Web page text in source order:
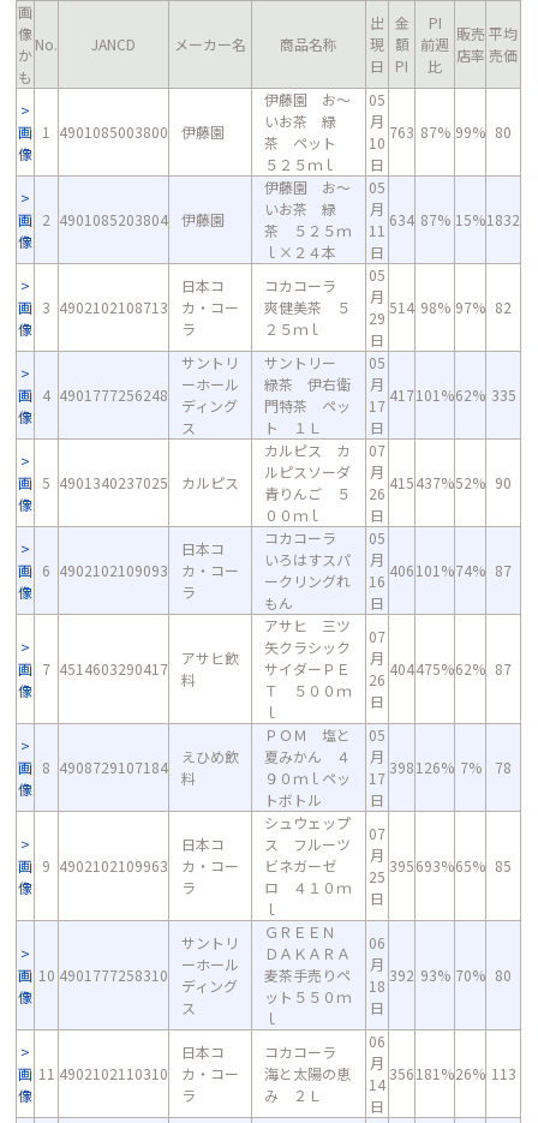
画
像
か
も
No. JANCD メーカー名 商品名称
出
現
日
金
額
PI
PI
前週
比
販売
店率
平均
売価
画
像
1 4901085003800 伊藤園
伊藤園 お～
いお茶 緑
茶 ペット
５２５ｍｌ
05
月
10
日
763 87% 99% 80
画
像
2 4901085203804 伊藤園
伊藤園 お～
いお茶 緑
茶 ５２５ｍ
ｌ×２４本
05
月
11
日
634 87% 15%1832
画
像
3 4902102108713
日本コ
カ・コー
ラ
コカコーラ
爽健美茶 ５
２５ｍｌ
05
月
29
日
514 98% 97% 82
画
像
4 4901777256248
サントリ
ーホール
ディング
ス
サントリー
緑茶 伊右衛
門特茶 ペッ
ト １Ｌ
05
月
17
日
417101%62% 335
画
像
5 4901340237025 カルピス
カルピス カ
ルピスソーダ
青りんご ５
００ｍｌ
07
月
26
日
415437%52% 90
画
像
6 4902102109093
日本コ
カ・コー
ラ
コカコーラ
いろはすスパ
ークリングれ
もん
05
月
16
日
406101%74% 87
画
像
7 4514603290417
アサヒ飲
料
アサヒ 三ツ
矢クラシック
サイダーＰＥ
Ｔ ５００ｍ
ｌ
07
月
26
日
404475%62% 87
画
像
8 4908729107184
えひめ飲
料
ＰＯＭ 塩と
夏みかん ４
９０ｍｌペッ
トボトル
05
月
17
日
398126% 7% 78
画
像
9 4902102109963
日本コ
カ・コー
ラ
シュウェップ
ス フルーツ
ビネガーゼ
ロ ４１０ｍ
ｌ
07
月
25
日
395693%65% 85
画
像
10 4901777258310
サントリ
ーホール
ディング
ス
ＧＲＥＥＮ
ＤＡＫＡＲＡ
麦茶手売りペ
ット５５０ｍ
ｌ
06
月
18
日
392 93% 70% 80
画
像
11 4902102110310
日本コ
カ・コー
ラ
コカコーラ
海と太陽の恵
み ２Ｌ
06
月
14
日
356181%26% 113